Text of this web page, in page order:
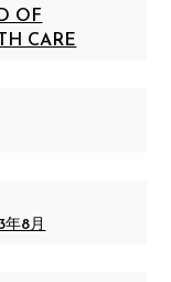
OF
CARE
8月